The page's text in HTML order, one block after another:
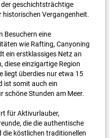
der geschichtsträchtige
historischen Vergangenheit.
Besuchern eine
wie Rafting, Canyoning
ein erstklassiges Netz an
diese einzigartige Region
liegt überdies nur etwa 15
ist somit auch ein
schöne Stunden am Meer.
für Aktivurlauber,
die die authentische
köstlichen traditionellen